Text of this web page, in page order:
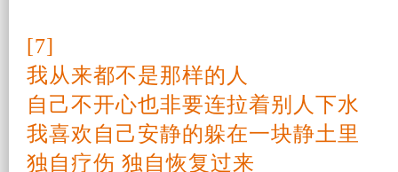
[7]
我从来都不是那样的人
自己不开心也非要连拉着别人 下水
我喜欢自己安静的躲在一块静土里
独自疗伤 独自恢复过来